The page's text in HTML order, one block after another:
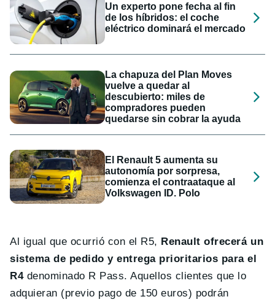
Un experto pone fecha al fin
de los híbridos: el coche
eléctrico dominará el mercado
La chapuza del Plan Moves
vuelve a quedar al
descubierto: miles de
compradores pueden
quedarse sin cobrar la ayuda
El Renault 5 aumenta su
autonomía por sorpresa,
comienza el contraataque al
Volkswagen ID. Polo
Al igual que ocurrió con el R5, Renault ofrecerá un
sistema de pedido y entrega prioritarios para el
R4denominado R Pass. Aquellos clientes que lo
adquieran (previo pago de 150 euros) podrán